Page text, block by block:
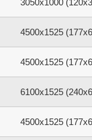
3050x1000
4500x1525
4500x1525
6100x1525
4500x1525